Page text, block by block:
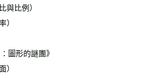
與比例）
）
圖形的謎團》
）